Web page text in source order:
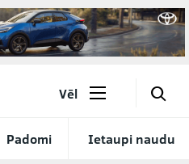
Padomi Ietaupi naudu
Vēl 🔎